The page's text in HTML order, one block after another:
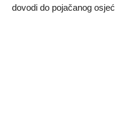
dovodi do pojačanog